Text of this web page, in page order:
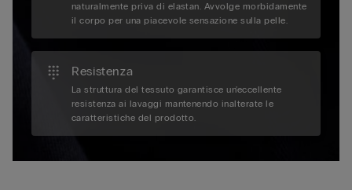
naturalmente priva di elastan. Avvolge morbidamente
il corpo per una piacevole sensazione sulla pelle.
Resistenza
La struttura del tessuto garantisce un'eccellente
resistenza ai lavaggi mantenendo inalterate le
caratteristiche del prodotto.